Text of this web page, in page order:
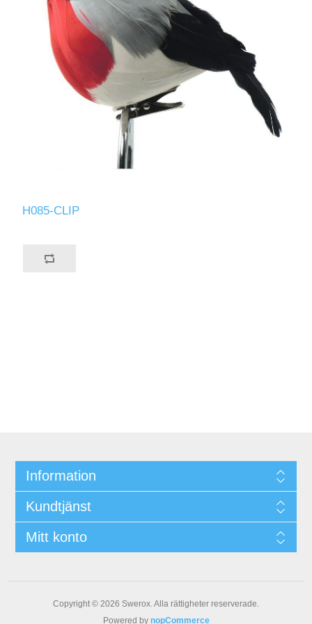
H085-CLIP
Information
Kundtjänst
Mitt konto
Copyright © 2026 Swerox. Alla rättigheter reserverade.
Powered by nopCommerce